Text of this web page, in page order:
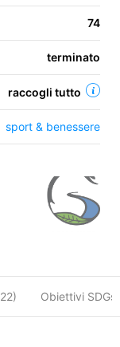
74
terminato
raccogli tutto
sport & benessere
22) Obiettivi SDGs